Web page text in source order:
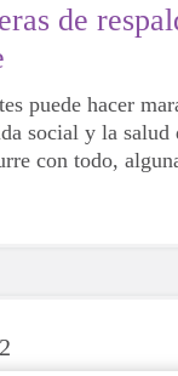
de
puede hacer
social y la salud
con todo,
que otras, pero
deban intentarlo.